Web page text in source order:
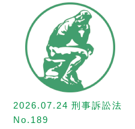
2026.07.24 刑事訴訟法
No.189